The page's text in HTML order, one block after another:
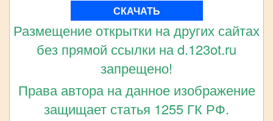
СКАЧАТЬ
Размещение открытки на других сайтах
без прямой ссылки на d.123ot.ru
запрещено!
Права автора на данное изображение
защищает статья 1255 ГК РФ.